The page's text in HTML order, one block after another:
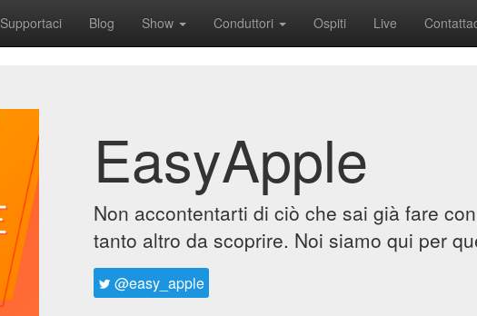
Supportaci Blog Show Conduttori Ospiti Live
EasyApple
Non accontentarti di ciò che sai già fare
tanto altro da scoprire. Noi siamo qui per
@easy_apple